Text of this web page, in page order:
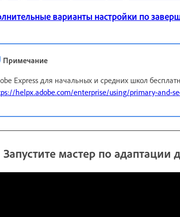
варианты настройки по
Примечание
Express для начальных и средних школ
helpx.adobe.com/enterprise/using/primary-and-
Запустите мастер по